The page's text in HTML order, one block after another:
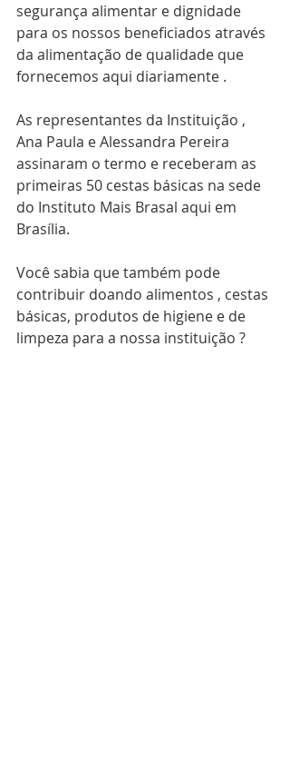
segurança alimentar e dignidade
para os nossos beneficiados através
da alimentação de qualidade que
fornecemos aqui diariamente .
As representantes da Instituição ,
Ana Paula e Alessandra Pereira
assinaram o termo e receberam as
primeiras 50 cestas básicas na sede
do Instituto Mais Brasal aqui em
Brasília.
Você sabia que também pode
contribuir doando alimentos , cestas
básicas, produtos de higiene e de
limpeza para a nossa instituição ?